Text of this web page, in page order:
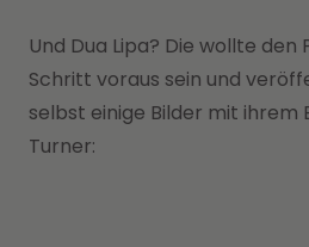
Und Dua Lipa? Die wollte den
Schritt voraus sein und
selbst einige Bilder mit ihrem
Turner: